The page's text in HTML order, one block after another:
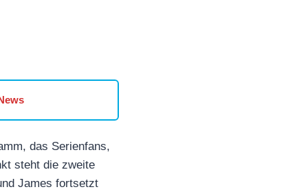
das Serienfans,
steht die zweite
James fortsetzt